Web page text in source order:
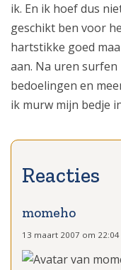
ik. En ik hoef dus
geschikt ben voor
hartstikke goed
aan. Na uren surfen
bedoelingen en
ik murw mijn bedje
momeho
13 maart 2007 om 22:04